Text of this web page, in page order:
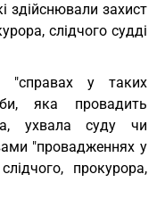
здійснювали захист
слідчого судді
"справах у таких
яка провадить
ухвала суду чи
"провадженнях у
прокурора,